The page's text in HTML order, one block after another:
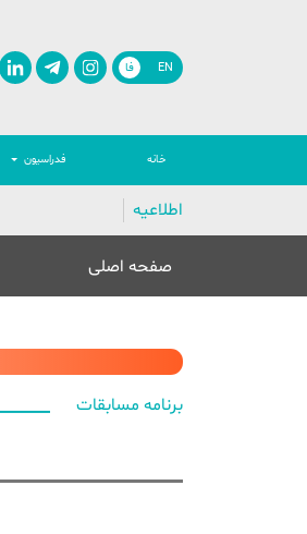
EN فا
خانه فدراسیون
اطلاعیه
صفحه اصلی
برنامه مسابقات